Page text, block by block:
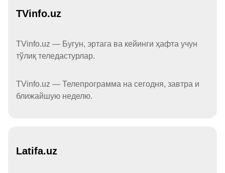
TVinfo.uz
TVinfo.uz — Бугун, эртага ва кейинги ҳафта учун
тўлиқ теледастурлар.
TVinfo.uz — Телепрограмма на сегодня, завтра и
ближайшую неделю.
Latifa.uz